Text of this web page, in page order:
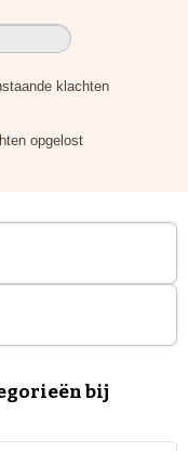
klachten
opgelost
bij